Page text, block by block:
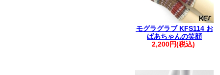
モグラグラブ KFS114 お
ばあちゃんの笑顔
2,200円(税込)